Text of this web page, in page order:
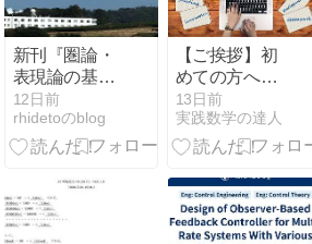
新刊『圏論・
表現論の基礎
用語』のお知
らせ
12日前
rhidetoのblog
【ご挨拶】初
めての方へ／
「グローバル
ビジネスで役
立つ数学！」
13日前
実践数学の達人